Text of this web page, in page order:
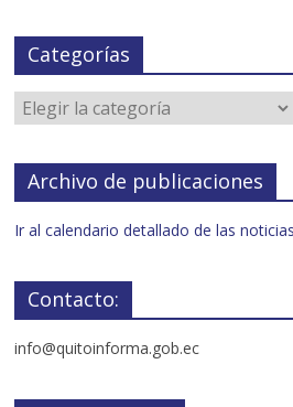
Categorías
Archivo de publicaciones
Ir al calendario detallado de las
Contacto:
info@quitoinforma.gob.ec